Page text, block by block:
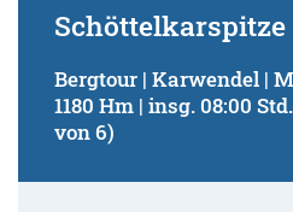
Schöttelkarspitze
Bergtour | Karwendel |
1180 Hm | insg. 08:00
von 6)